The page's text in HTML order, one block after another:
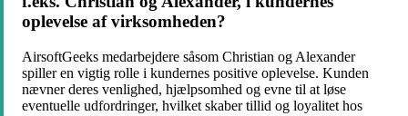
oplevelse af virksomheden?
AirsoftGeeks medarbejdere såsom Christian og Alexander
spiller en vigtig rolle i kundernes positive oplevelse. Kunden
nævner deres venlighed, hjælpsomhed og evne til at løse
eventuelle udfordringer, hvilket skaber tillid og loyalitet hos